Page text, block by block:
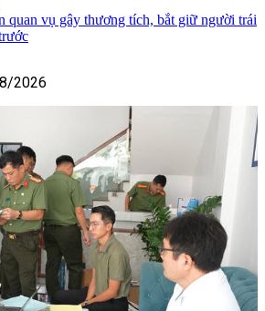
quan vụ gây thương tích, bắt giữ người trái
2026